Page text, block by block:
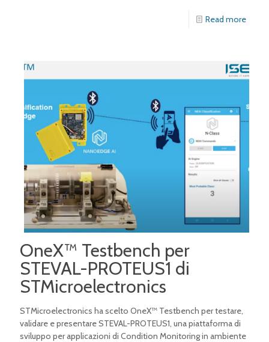
Read more
OneX™ Testbench per
STEVAL-PROTEUS1 di
STMicroelectronics
STMicroelectronics ha scelto OneX™ Testbench per testare,
validare e presentare STEVAL-PROTEUS1, una piattaforma di
sviluppo per applicazioni di Condition Monitoring in ambiente